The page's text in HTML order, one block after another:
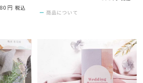
税込
商品について